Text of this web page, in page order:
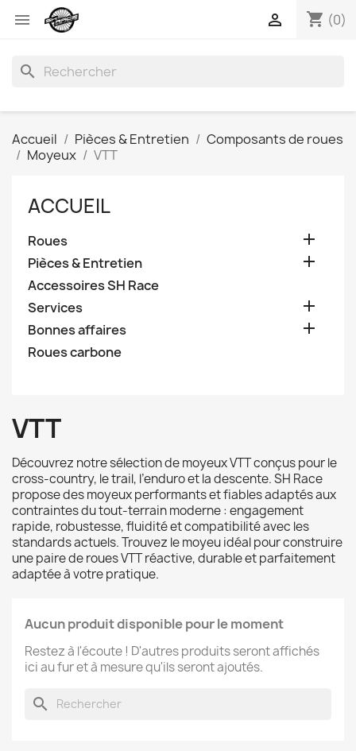
 shopping_cart (0)

search
Accueil Pièces & Entretien
Composants de roues
Moyeux
VTT
ACCUEIL
Roues 
Pièces & Entretien 
Accessoires SH Race
Services

Bonnes affaires 
Roues carbone
VTT
Découvrez notre sélection de moyeux VTT conçus pour le
cross-country, le trail, l’enduro et la descente. SH Race
propose des moyeux performants et fiables adaptés aux
contraintes du tout-terrain moderne : engagement
rapide, robustesse, fluidité et compatibilité avec les
standards actuels. Trouvez le moyeu idéal pour construire
une paire de roues VTT réactive, durable et parfaitement
adaptée à votre pratique.
Aucun produit disponible pour le moment
Restez à l'écoute ! D'autres produits seront affichés
ici au fur et à mesure qu'ils seront ajoutés.
search